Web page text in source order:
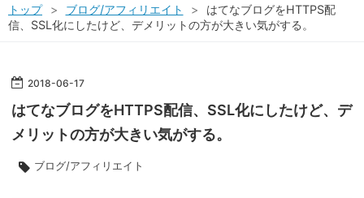
トップ > ブログ/アフィリエイト >
はてなブログをHTTPS配
信、SSL化にしたけど、デメリットの方が大きい気がする。
2018-06-17
はてなブログをHTTPS配信、SSL化にしたけど、デ
メリットの方が大きい気がする。
ブログ/アフィリエイト